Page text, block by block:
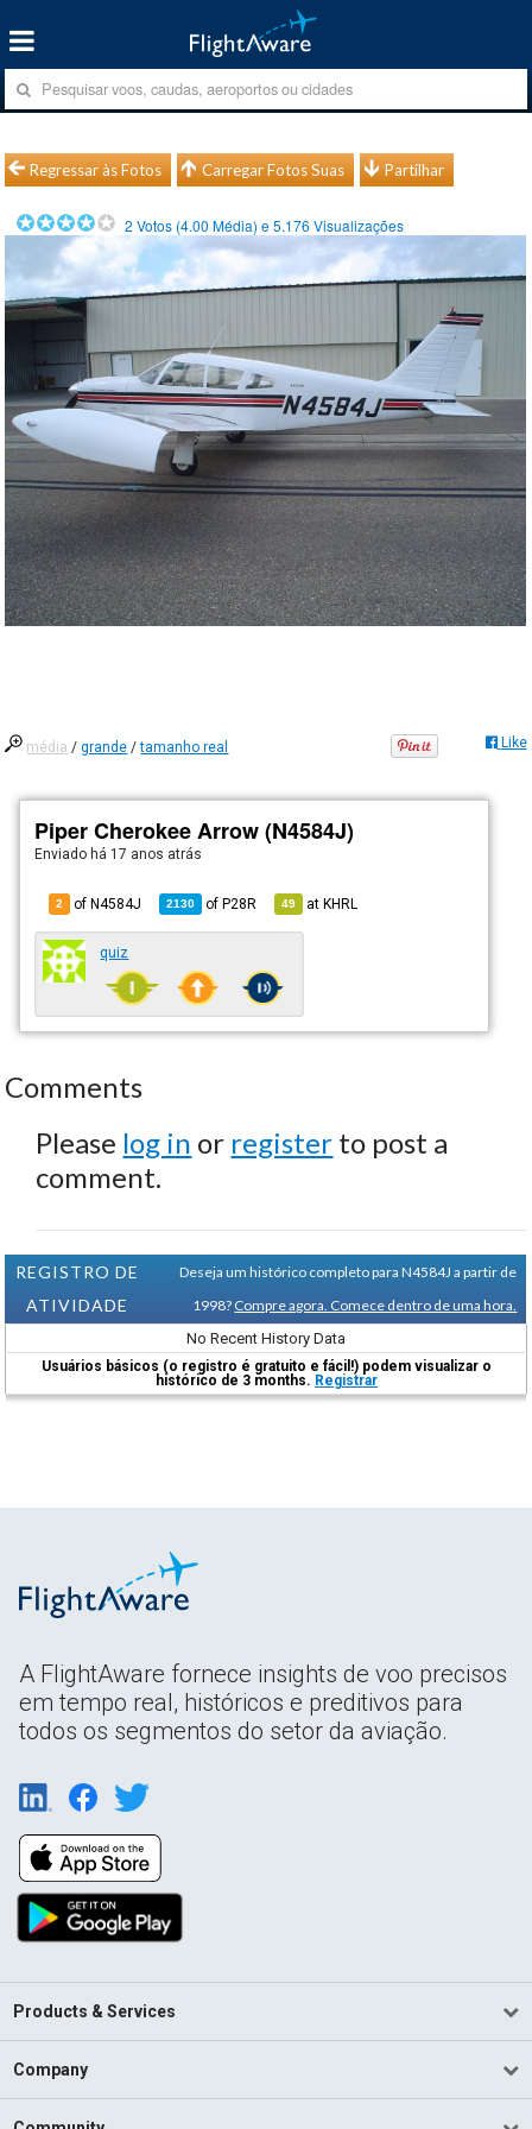
Regressar às Fotos Carregar Fotos Suas Partilhar
2 Votos (4.00 Média) e5.176 Visualizações
média /grande /tamanho real Like
Piper Cherokee Arrow (N4584J)
Enviado há 17 anos atrás
2 of N4584J 2130 ofP28R 49 atKHRL
quiz
Comments
Please log in or register to post a
comment.
REGISTRO DE
ATIVIDADE
Deseja um histórico completo para N4584J a partir de
1998? Compre agora. Comece dentro de uma hora.
No Recent History Data
Usuários básicos (o registro é gratuito e fácil!) podem visualizar o
histórico de 3 months. Registrar
A FlightAware fornece insights de voo precisos
em tempo real, históricos e preditivos para
todos os segmentos do setor da aviação.
Products & Services
Company